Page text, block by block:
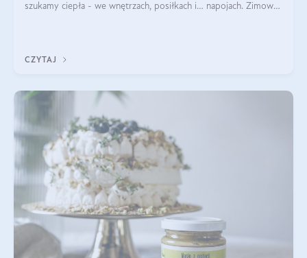
szukamy ciepła - we wnętrzach, posiłkach i… napojach. Zimowe
CZYTAJ